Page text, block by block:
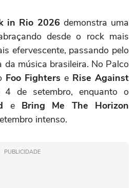
in Rio 2026 demonstra uma
desde o rock mais
efervescente, passando pelo
da música brasileira. No Palco
Foo Fighters e Rise Against
de setembro, enquanto o
e Bring Me The Horizon
intenso.
PUBLICIDADE